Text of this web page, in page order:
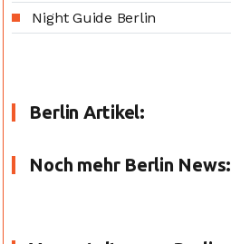
Night Guide Berlin
Berlin Artikel:
Noch mehr Berlin News: